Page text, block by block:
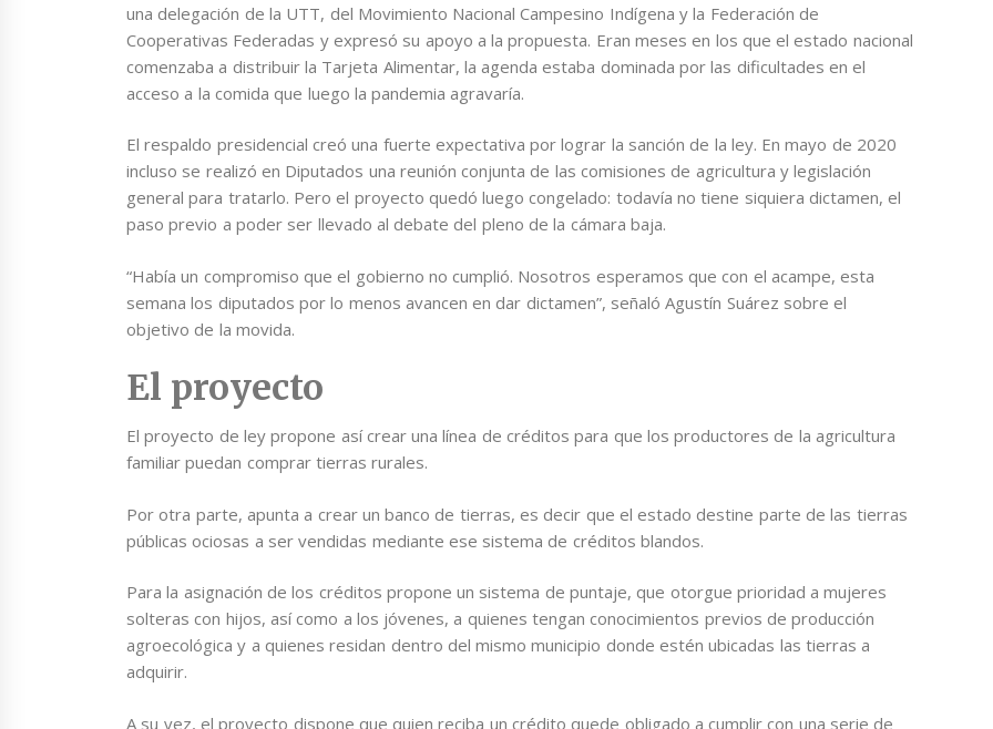
una delegación de la UTT, del Movimiento Nacional Campesino Indígena y la Federación de
Cooperativas Federadas y expresó su apoyo a la propuesta. Eran meses en los que el estado nacional
comenzaba a distribuir la Tarjeta Alimentar, la agenda estaba dominada por las dificultades en el
acceso a la comida que luego la pandemia agravaría.
El respaldo presidencial creó una fuerte expectativa por lograr la sanción de la ley. En mayo de 2020
incluso se realizó en Diputados una reunión conjunta de las comisiones de agricultura y legislación
general para tratarlo. Pero el proyecto quedó luego congelado: todavía no tiene siquiera dictamen, el
paso previo a poder ser llevado al debate del pleno de la cámara baja.
“Había un compromiso que el gobierno no cumplió. Nosotros esperamos que con el acampe, esta
semana los diputados por lo menos avancen en dar dictamen”, señaló Agustín Suárez sobre el
objetivo de la movida.
El proyecto
El proyecto de ley propone así crear una línea de créditos para que los productores de la agricultura
familiar puedan comprar tierras rurales.
Por otra parte, apunta a crear un banco de tierras, es decir que el estado destine parte de las tierras
públicas ociosas a ser vendidas mediante ese sistema de créditos blandos.
Para la asignación de los créditos propone un sistema de puntaje, que otorgue prioridad a mujeres
solteras con hijos, así como a los jóvenes, a quienes tengan conocimientos previos de producción
agroecológica y a quienes residan dentro del mismo municipio donde estén ubicadas las tierras a
adquirir.
A su vez, el proyecto dispone que quien reciba un crédito quede obligado a cumplir con una serie de